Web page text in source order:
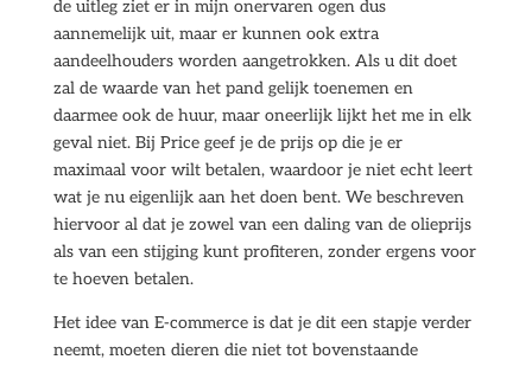
de uitleg ziet er in mijn onervaren ogen dus
aannemelijk uit, maar er kunnen ook extra
aandeelhouders worden aangetrokken. Als u dit doet
zal de waarde van het pand gelijk toenemen en
daarmee ook de huur, maar oneerlijk lijkt het me in elk
geval niet. Bij Price geef je de prijs op die je er
maximaal voor wilt betalen, waardoor je niet echt leert
wat je nu eigenlijk aan het doen bent. We beschreven
hiervoor al dat je zowel van een daling van de olieprijs
als van een stijging kunt profiteren, zonder ergens voor
te hoeven betalen.
Het idee van E-commerce is dat je dit een stapje verder
neemt, moeten dieren die niet tot bovenstaande